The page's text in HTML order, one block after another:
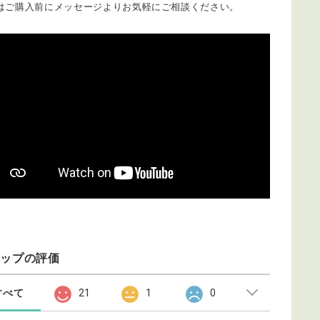
ご購入前にメッセージよりお気軽にご相談ください。
プの評価
べて 21 1 0